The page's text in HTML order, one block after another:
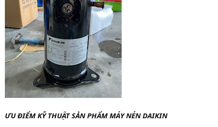
ƯU ĐIỂM KỸ THUẬT SẢN PHẨM MÁY NÉN DAIKIN